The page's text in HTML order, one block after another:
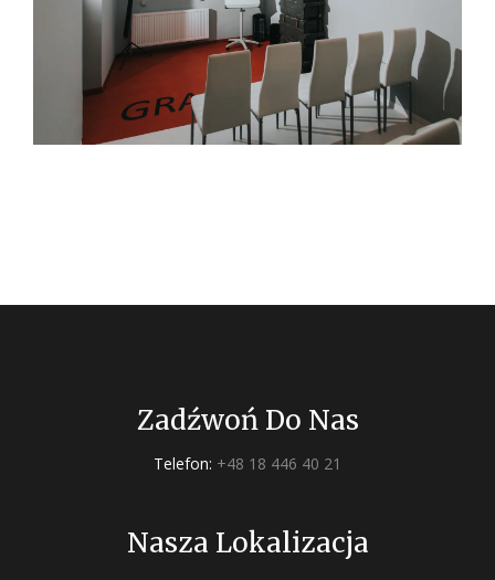
Zadźwoń Do Nas
Telefon: +48 18 446 40 21
Nasza Lokalizacja